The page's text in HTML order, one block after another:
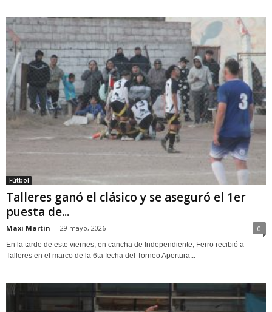
Fútbol
Talleres ganó el clásico y se aseguró el 1er
puesta de...
Maxi Martin - 29 mayo, 2026 0
En la tarde de este viernes, en cancha de Independiente, Ferro recibió a
Talleres en el marco de la 6ta fecha del Torneo Apertura...